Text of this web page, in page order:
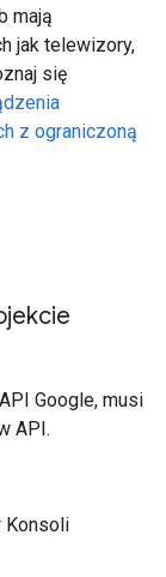
mają
jak telewizory,
się
z ograniczoną
Google, musi
API.
Konsoli